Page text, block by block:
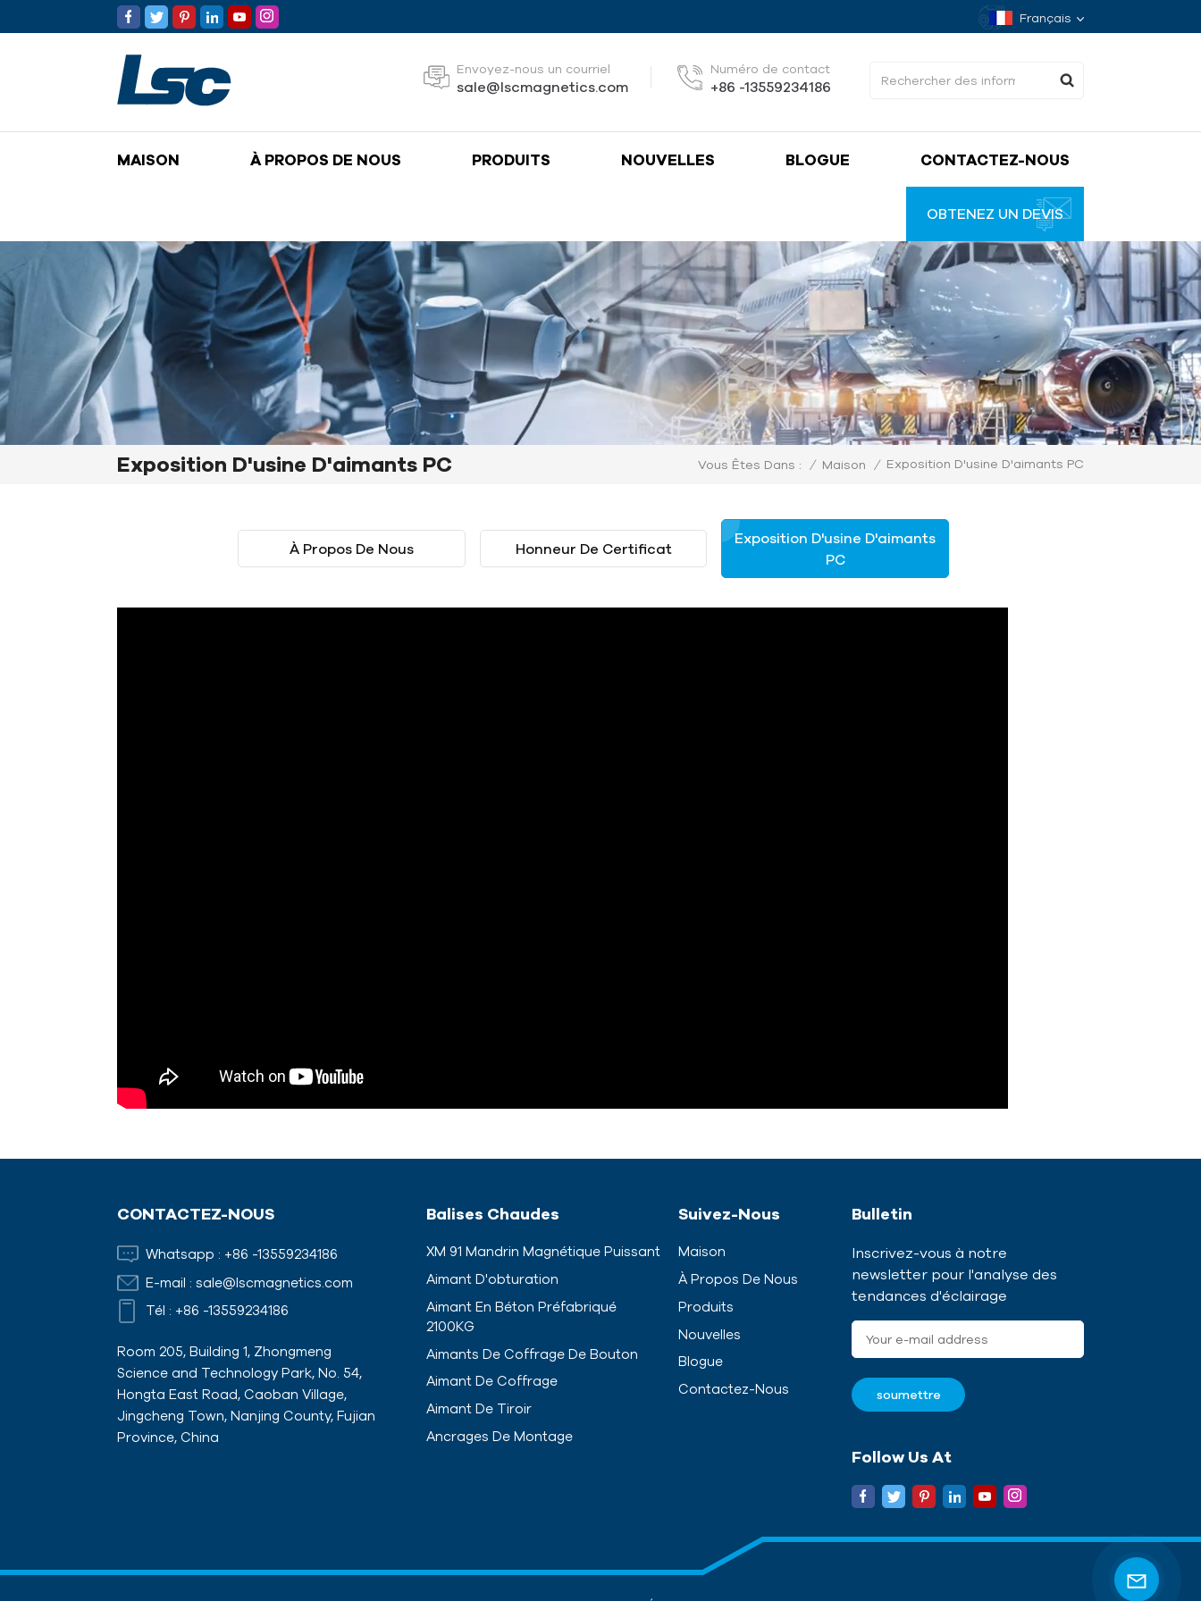
Français
Envoyez-nous un courriel
sale@lscmagnetics.com
Numéro de contact
+86 -13559234186
MAISON À PROPOS DE NOUS PRODUITS NOUVELLES BLOGUE CONTACTEZ-NOUS
OBTENEZ UN DEVIS
Exposition D'usine D'aimants PC Vous Êtes Dans : / Maison / Exposition D'usine D'aimants PC
À Propos De Nous Honneur De Certificat
Exposition D'usine D'aimants
PC
CONTACTEZ-NOUS
Whatsapp : +86 -13559234186
E-mail : sale@lscmagnetics.com
Tél : +86 -13559234186
Room 205, Building 1, Zhongmeng
Science and Technology Park, No. 54,
Hongta East Road, Caoban Village,
Jingcheng Town, Nanjing County, Fujian
Province, China
Balises Chaudes
XM 91 Mandrin Magnétique Puissant
Aimant D'obturation
Aimant En Béton Préfabriqué
2100KG
Aimants De Coffrage De Bouton
Aimant De Coffrage
Aimant De Tiroir
Ancrages De Montage
Suivez-Nous
Maison
À Propos De Nous
Produits
Nouvelles
Blogue
Contactez-Nous
Bulletin
Inscrivez-vous à notre
newsletter pour l'analyse des
tendances d'éclairage
Follow Us At